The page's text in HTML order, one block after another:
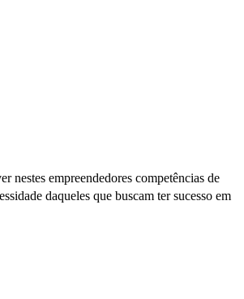
nestes empreendedores competências de
daqueles que buscam ter sucesso em